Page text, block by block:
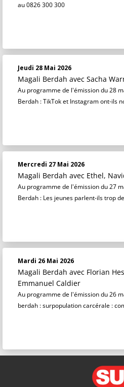
au 0826 300 300
Jeudi 28 Mai 2026
Magali Berdah avec Sacha
Au programme de l'émission du 28
Berdah : TikTok et Instagram ont-ils
Mercredi 27 Mai 2026
Magali Berdah avec Ethel,
Au programme de l'émission du 27
Berdah : Les jeunes parlent-ils trop
Mardi 26 Mai 2026
Magali Berdah avec Florian
Emmanuel Caldier
Au programme de l'émission du 26
berdah : surpopulation carcérale :